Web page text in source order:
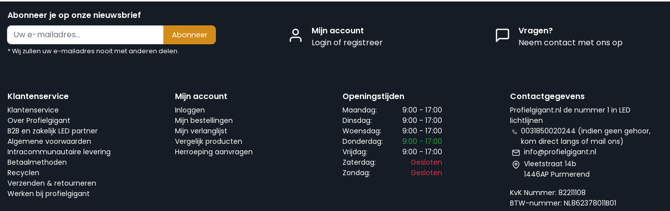
Abonneer je op onze nieuwsbrief
Abonneer
* Wij zullen uw e-mailadres nooit met anderen delen.
Mijn account
Login of registreer
Vragen?
Neem contact met ons op
Klantenservice
Klantenservice
Over Profielgigant
B2B en zakelijk LED partner
Algemene voorwaarden
Intracommunautaire levering
Betaalmethoden
Recyclen
Verzenden & retourneren
Werken bij profielgigant
Mijn account
Inloggen
Mijn bestellingen
Mijn verlanglijst
Vergelijk producten
Herroeping aanvragen
Openingstijden
Maandag:
9:00 - 17:00
Dinsdag:
9:00 - 17:00
Woensdag:
9:00 - 17:00
Donderdag:
9:00 - 17:00
Vrijdag:
9:00 - 17:00
Zaterdag:
Gesloten
Zondag:
Gesloten
Contactgegevens
Profielgigant.nl de nummer 1 in LED
lichtlijnen
0031850020244 (indien geen gehoor,
kom direct langs of mail ons)
info@profielgigant.nl
Vleetstraat 14b
1446AP Purmerend
KvK Nummer: 82211108
BTW-nummer: NL862378011B01